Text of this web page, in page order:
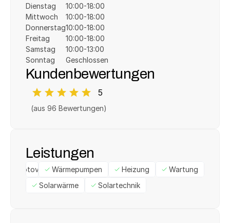
Dienstag
Mittwoch
Donnerstag
Freitag
Samstag
Sonntag
10:00-18:00
10:00-18:00
10:00-18:00
10:00-18:00
10:00-13:00
Geschlossen
Kundenbewertungen
5
(aus 96 Bewertungen)
Leistungen
PhotovoltaikWärmepumpen Heizung
Wartung
Solarwärme
Solartechnik